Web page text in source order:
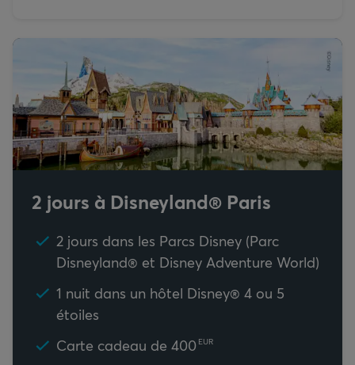
2 jours à Disneyland® Paris
2 jours dans les Parcs Disney (Parc
Disneyland® et Disney Adventure World)
1 nuit dans un hôtel Disney® 4 ou 5
étoiles
Carte cadeau de 400 EUR